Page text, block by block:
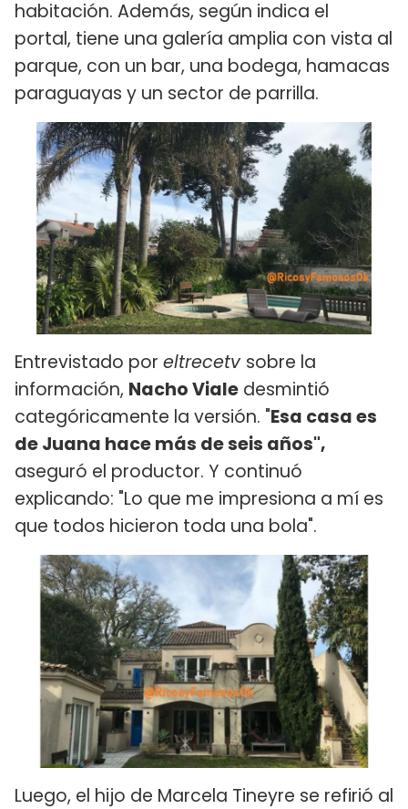
habitación. Además, según indica el
portal, tiene una galería amplia con vista al
parque, con un bar, una bodega, hamacas
paraguayas y un sector de parrilla.
Entrevistado por eltrecetv sobre la
información, Nacho Viale desmintió
categóricamente la versión. "Esa casa es
de Juana hace más de seis años",
aseguró el productor. Y continuó
explicando: "Lo que me impresiona a mí es
que todos hicieron toda una bola".
Luego, el hijo de Marcela Tineyre se refirió al